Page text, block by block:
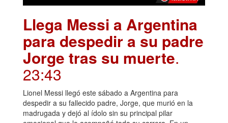
Llega Messi a Argentina
para despedir a su padre
Jorge tras su muerte.
23:43
Lionel Messi llegó este sábado a Argentina para
despedir a su fallecido padre, Jorge, que murió en la
madrugada y dejó al ídolo sin su principal pilar